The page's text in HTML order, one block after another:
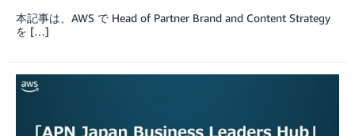
本記事は、AWS で Head of Partner Brand and Content Strategy
を […]